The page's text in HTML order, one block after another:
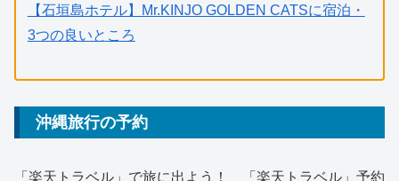
【石垣島ホテル】Mr.KINJO GOLDEN CATSに宿泊・
3つの良いところ
沖縄旅行の予約
「楽天トラベル」で旅に出よう！ 「楽天トラベル」予約